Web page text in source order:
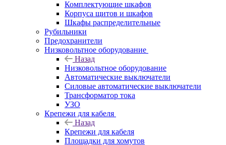
Комплектующие шкафов
Корпуса щитов и шкафов
Шкафы распределительные
Рубильники
Предохранители
Низковольтное оборудование
Назад
Низковольтное оборудование
Автоматические выключатели
Силовые автоматические выключатели
Трансформатор тока
УЗО
Крепежи для кабеля
Назад
Крепежи для кабеля
Площадки для хомутов